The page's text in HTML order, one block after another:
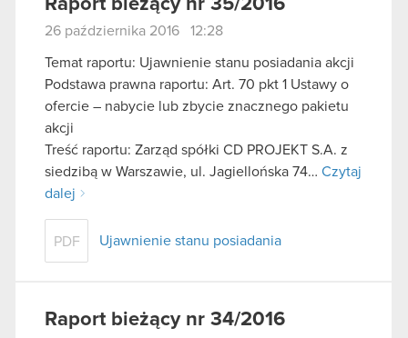
Raport bieżący nr 35/2016
26 października 2016 12:28
Temat raportu: Ujawnienie stanu posiadania akcji
Podstawa prawna raportu: Art. 70 pkt 1 Ustawy o
ofercie – nabycie lub zbycie znacznego pakietu
akcji
Treść raportu: Zarząd spółki CD PROJEKT S.A. z
siedzibą w Warszawie, ul. Jagiellońska 74… Czytaj
dalej
PDF Ujawnienie stanu posiadania
Raport bieżący nr 34/2016